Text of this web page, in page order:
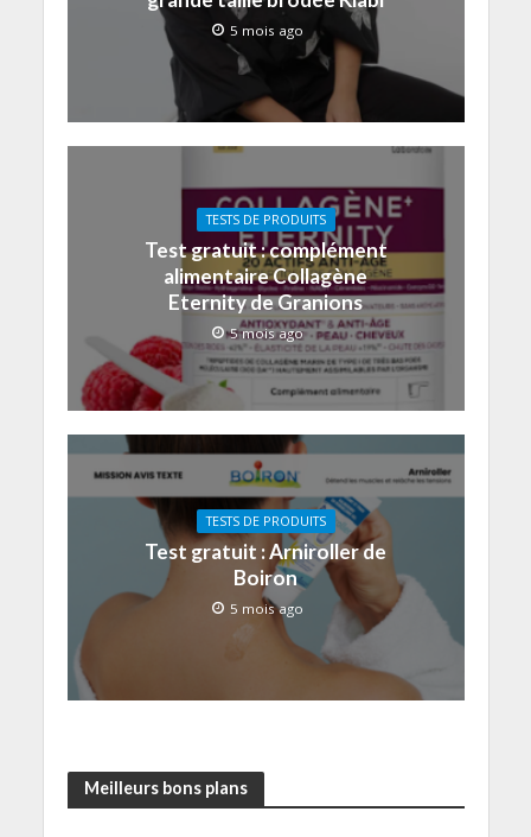
5 mois ago
TESTS DE PRODUITS
Test gratuit : complément
alimentaire Collagène
Eternity de Granions
5 mois ago
TESTS DE PRODUITS
Test gratuit : Arniroller de
Boiron
5 mois ago
Meilleurs bons plans